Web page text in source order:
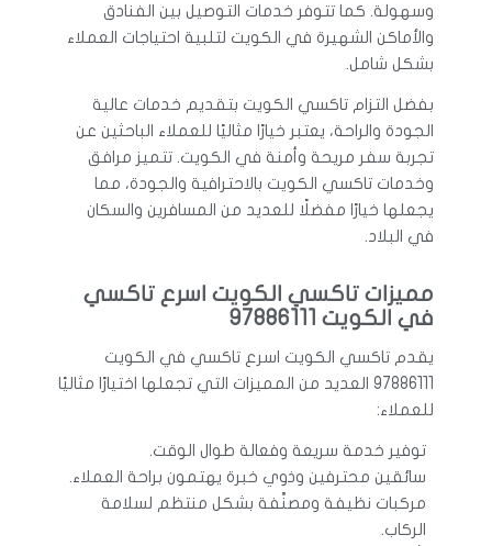
وسهولة. كما تتوفر خدمات التوصيل بين الفنادق
والأماكن الشهيرة في الكويت لتلبية احتياجات العملاء
بشكل شامل.
بفضل التزام تاكسي الكويت بتقديم خدمات عالية
الجودة والراحة، يعتبر خيارًا مثاليًا للعملاء الباحثين عن
تجربة سفر مريحة وأمنة في الكويت. تتميز مرافق
وخدمات تاكسي الكويت بالاحترافية والجودة، مما
يجعلها خيارًا مفضلًا للعديد من المسافرين والسكان
في البلاد.
مميزات تاكسي الكويت اسرع تاكسي
في الكويت 97886111
يقدم تاكسي الكويت اسرع تاكسي في الكويت
97886111 العديد من المميزات التي تجعلها اختيارًا مثاليًا
للعملاء:
توفير خدمة سريعة وفعالة طوال الوقت.
سائقين محترفين وذوي خبرة يهتمون براحة العملاء.
مركبات نظيفة ومصنَّفة بشكل منتظم لسلامة
الركاب.